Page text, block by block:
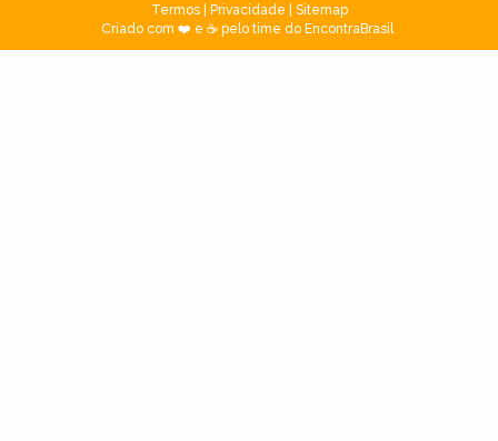
Termos| Privacidade
Sitemap
Criado com ❤️ e ☕ pelo time do EncontraBrasil